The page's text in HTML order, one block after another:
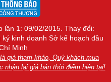
lần 1: 09/02/2015. Thay đổi:
kinh doanh Sở kế hoạch đầu
Minh
giá tham khảo, Quý khách mua
nhận lại giá bán thời điểm hiện tại!